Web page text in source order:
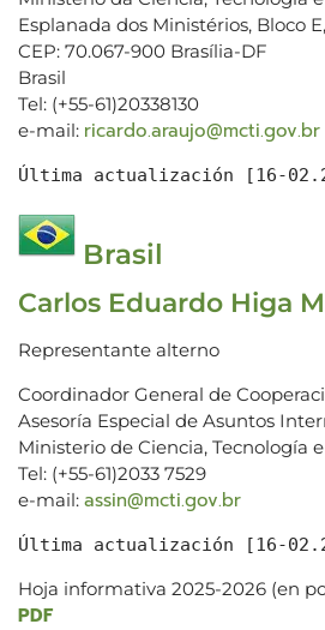
Esplanada dos Ministérios, Bloco
CEP: 70.067-900 Brasília-DF
Brasil
Tel: (+55-61)20338130
e-mail: ricardo.araujo@mcti.gov.br
Última actualización [16-
Brasil
Carlos Eduardo Higa
Representante alterno
Coordinador General de
Asesoría Especial de Asuntos
Ministerio de Ciencia, Tecnología
Tel: (+55-61)2033 7529
e-mail: assin@mcti.gov.br
Última actualización [16-
Hoja informativa 2025-2026 (en
PDF